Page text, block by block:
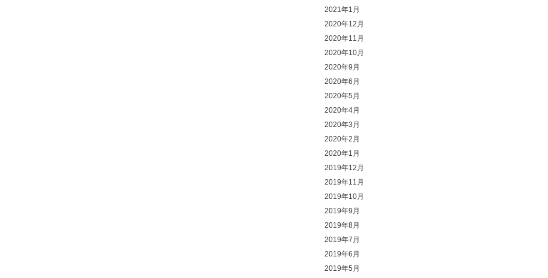
2021年1月
2020年12月
2020年11月
2020年10月
2020年9月
2020年6月
2020年5月
2020年4月
2020年3月
2020年2月
2020年1月
2019年12月
2019年11月
2019年10月
2019年9月
2019年8月
2019年7月
2019年6月
2019年5月